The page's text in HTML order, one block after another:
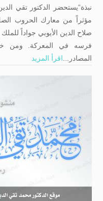
نبذة“يستحضر الدكتور تقي
مؤثراً من معارك الحروب
صلاح الدين الأيوبي جواداً
فرسه في المعركة. ومن
المصادر...اقرأ المزيد